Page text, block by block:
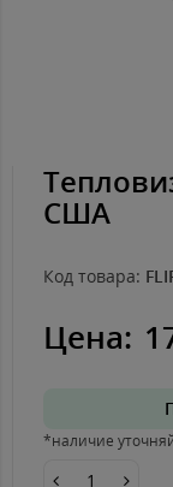
США
Код товара:
Цена:
*наличие